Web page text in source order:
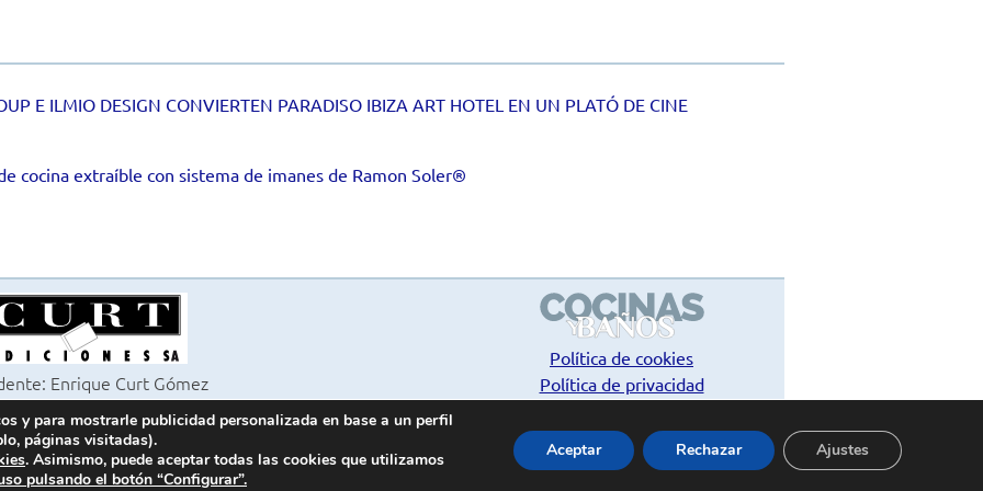
E ILMIO DESIGN CONVIERTEN PARADISO IBIZA ART HOTEL EN UN PLATÓ DE CINE
cocina extraíble con sistema de imanes de Ramon Soler®
Enrique Curt Gómez
Laura Curt Iborra
Revista Cocinas y Baños
los derechos reservados
Política de cookies
Política de privacidad
y para mostrarle publicidad personalizada en base a un perfil
páginas visitadas).
. Asimismo, puede aceptar todas las cookies que utilizamos
pulsando el botón “Configurar”.
Aceptar Rechazar Ajustes